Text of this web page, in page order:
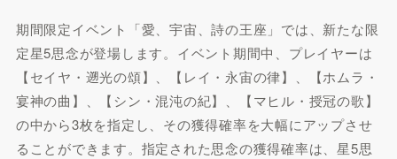
期間限定イベント「愛、宇宙、詩の王座」では、新たな限
定星5思念が登場します。イベント期間中、プレイヤーは
【セイヤ・遡光の頌】、【レイ・永宙の律】、【ホムラ・
宴神の曲】、【シン・混沌の紀】、【マヒル・授冠の歌】
の中から3枚を指定し、その獲得確率を大幅にアップさせ
ることができます。指定された思念の獲得確率は、星5思